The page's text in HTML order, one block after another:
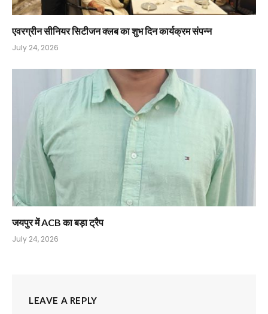
एवरग्रीन सीनियर सिटीजन क्लब का शुभ दिन कार्यक्रम संपन्न
July 24, 2026
जयपुर में ACB का बड़ा ट्रैप
July 24, 2026
LEAVE A REPLY